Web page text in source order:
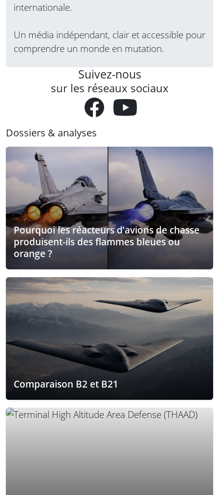
internationale.
Un média indépendant, clair et accessible pour
comprendre un monde en mutation.
Suivez-nous
sur les réseaux sociaux
Dossiers & analyses
Pourquoi les réacteurs d’avions de chasse
produisent-ils des flammes bleues ou
orange ?
Comparaison B2 et B21